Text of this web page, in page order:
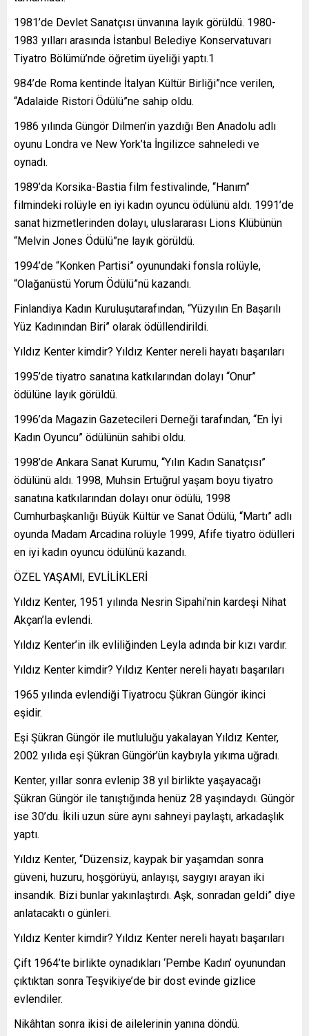
1981’de Devlet Sanatçısı ünvanına layık görüldü. 1980-
1983 yılları arasında İstanbul Belediye Konservatuvarı
Tiyatro Bölümü’nde öğretim üyeliği yaptı.1
984’de Roma kentinde İtalyan Kültür Birliği”nce verilen,
“Adalaide Ristori Ödülü”ne sahip oldu.
1986 yılında Güngör Dilmen’in yazdığı Ben Anadolu adlı
oyunu Londra ve New York’ta İngilizce sahneledi ve
oynadı.
1989’da Korsika-Bastia film festivalinde, “Hanım”
filmindeki rolüyle en iyi kadın oyuncu ödülünü aldı. 1991’de
sanat hizmetlerinden dolayı, uluslararası Lions Klübünün
“Melvin Jones Ödülü”ne layık görüldü.
1994’de “Konken Partisi” oyunundaki fonsla rolüyle,
“Olağanüstü Yorum Ödülü”nü kazandı.
Finlandiya Kadın Kuruluşutarafından, “Yüzyılın En Başarılı
Yüz Kadınından Biri” olarak ödüllendirildi.
Yıldız Kenter kimdir? Yıldız Kenter nereli hayatı başarıları
1995’de tiyatro sanatına katkılarından dolayı “Onur”
ödülüne layık görüldü.
1996’da Magazin Gazetecileri Derneği tarafından, “En İyi
Kadın Oyuncu” ödülünün sahibi oldu.
1998’de Ankara Sanat Kurumu, “Yılın Kadın Sanatçısı”
ödülünü aldı. 1998, Muhsin Ertuğrul yaşam boyu tiyatro
sanatına katkılarından dolayı onur ödülü, 1998
Cumhurbaşkanlığı Büyük Kültür ve Sanat Ödülü, “Martı” adlı
oyunda Madam Arcadina rolüyle 1999, Afife tiyatro ödülleri
en iyi kadın oyuncu ödülünü kazandı.
ÖZEL YAŞAMI, EVLİLİKLERİ
Yıldız Kenter, 1951 yılında Nesrin Sipahi’nin kardeşi Nihat
Akçan’la evlendi.
Yıldız Kenter’in ilk evliliğinden Leyla adında bir kızı vardır.
Yıldız Kenter kimdir? Yıldız Kenter nereli hayatı başarıları
1965 yılında evlendiği Tiyatrocu Şükran Güngör ikinci
eşidir.
Eşi Şükran Güngör ile mutluluğu yakalayan Yıldız Kenter,
2002 yılıda eşi Şükran Güngör’ün kaybıyla yıkıma uğradı.
Kenter, yıllar sonra evlenip 38 yıl birlikte yaşayacağı
Şükran Güngör ile tanıştığında henüz 28 yaşındaydı. Güngör
ise 30’du. İkili uzun süre aynı sahneyi paylaştı, arkadaşlık
yaptı.
Yıldız Kenter, “Düzensiz, kaypak bir yaşamdan sonra
güveni, huzuru, hoşgörüyü, anlayışı, saygıyı arayan iki
insandık. Bizi bunlar yakınlaştırdı. Aşk, sonradan geldi” diye
anlatacaktı o günleri.
Yıldız Kenter kimdir? Yıldız Kenter nereli hayatı başarıları
Çift 1964’te birlikte oynadıkları ‘Pembe Kadın’ oyunundan
çıktıktan sonra Teşvikiye’de bir dost evinde gizlice
evlendiler.
Nikâhtan sonra ikisi de ailelerinin yanına döndü.